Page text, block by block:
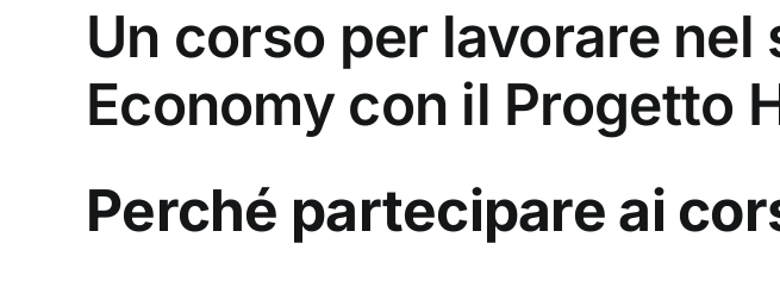
Un corso per lavorare
Economy con il Progetto
Perché partecipare ai